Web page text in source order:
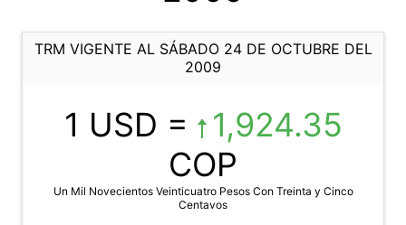
TRM VIGENTE AL SÁBADO 24 DE OCTUBRE DEL
2009
1 USD =
1,924.35
COP
Un Mil Novecientos Veinticuatro Pesos Con Treinta y Cinco
Centavos